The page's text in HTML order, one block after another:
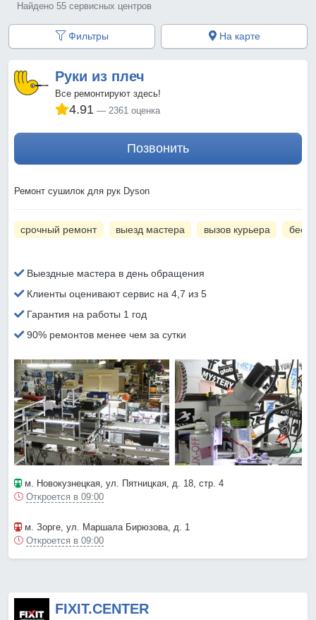
Найдено 55 сервисных центров
Фильтры На карте
Руки из плеч
Все ремонтируют здесь!
4.91 2361 оценка
Позвонить
Ремонт сушилок для рук Dyson
срочный ремонт выезд мастера вызов курьера
Выездные мастера в день обращения
Клиенты оценивают сервис на 4,7 из 5
Гарантия на работы 1 год
90% ремонтов менее чем за сутки
м. Новокузнецкая, ул. Пятницкая, д. 18, стр. 4
Откроется в 09:00
м. Зорге, ул. Маршала Бирюзова, д. 1
Откроется в 09:00
FIXIT.CENTER